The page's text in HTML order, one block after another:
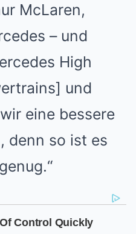
McLaren,
– und
High
und
eine bessere
denn so ist es